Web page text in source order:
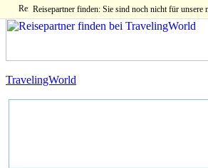
Reisepartner finden: Sie sind noch nicht für
TravelingWorld